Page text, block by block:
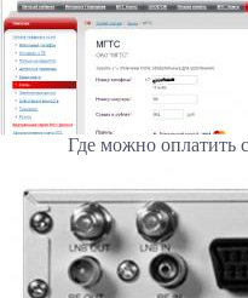
Где можно оплатить